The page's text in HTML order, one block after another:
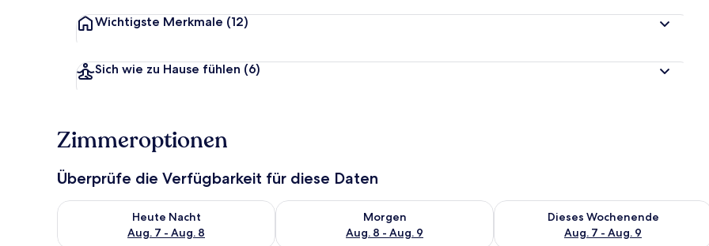
Wichtigste Merkmale (12)
Sich wie zu Hause fühlen (6)
Zimmeroptionen
Überprüfe die Verfügbarkeit für diese Daten
Heute Nacht
Aug. 7 - Aug. 8
Überprüfe die Verfügbarkeit für heute Nacht, Aug. 7 - Aug. 8.
Morgen
Aug. 8 - Aug. 9
Überprüfe die Verfügbarkeit für morgen, Aug. 8 - Aug. 9.
Dieses Wochenende
Aug. 7 - Aug. 9
Überprüfe die Verfügbarkeit für